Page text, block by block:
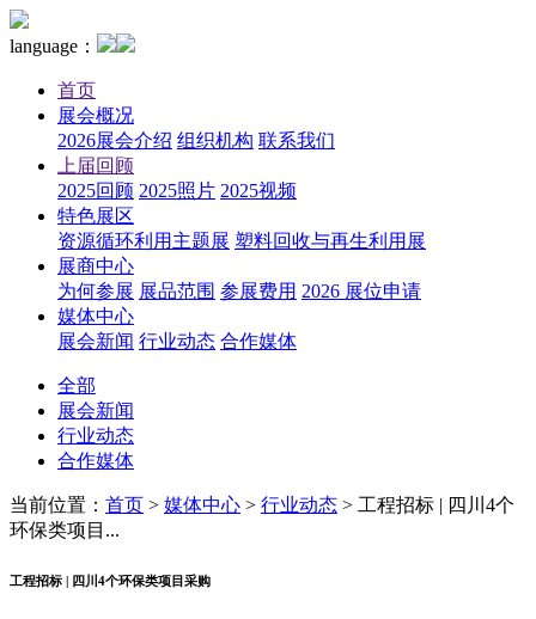
language：
首页
展会概况
2026展会介绍 组织机构 联系我们
上届回顾
2025回顾 2025照片 2025视频
特色展区
资源循环利用主题展 塑料回收与再生利用展
展商中心
为何参展 展品范围 参展费用 2026 展位申请
媒体中心
展会新闻 行业动态 合作媒体
全部
展会新闻
行业动态
合作媒体
当前位置： 首页 > 媒体中心 > 行业动态 > 工程招标 | 四川4个
环保类项目...
工程招标 | 四川4个环保类项目采购